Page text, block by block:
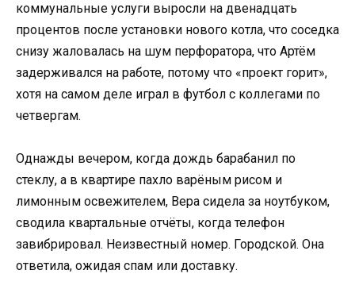
коммунальные услуги выросли на двенадцать
процентов после установки нового котла, что соседка
снизу жаловалась на шум перфоратора, что Артём
задерживался на работе, потому что «проект горит»,
хотя на самом деле играл в футбол с коллегами по
четвергам.
Однажды вечером, когда дождь барабанил по
стеклу, а в квартире пахло варёным рисом и
лимонным освежителем, Вера сидела за ноутбуком,
сводила квартальные отчёты, когда телефон
завибрировал. Неизвестный номер. Городской. Она
ответила, ожидая спам или доставку.